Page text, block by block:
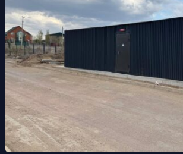
Наши
проекты
Сертификаты
Отраслевые
решения
Услуги
Контакты